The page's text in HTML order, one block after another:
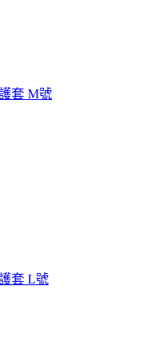
套 M號
套 L號